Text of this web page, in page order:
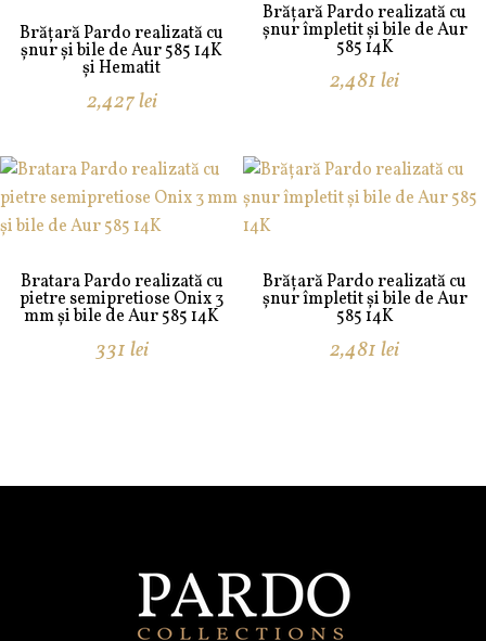
Brățară Pardo realizată cu
șnur și bile de Aur 585 14K
și Hematit
2,427lei
Brățară Pardo realizată cu
șnur împletit și bile de Aur
585 14K
2,481lei
Bratara Pardo realizată cu
pietre semipretiose Onix 3
mm și bile de Aur 585 14K
331lei
Brățară Pardo realizată cu
șnur împletit și bile de Aur
585 14K
2,481lei